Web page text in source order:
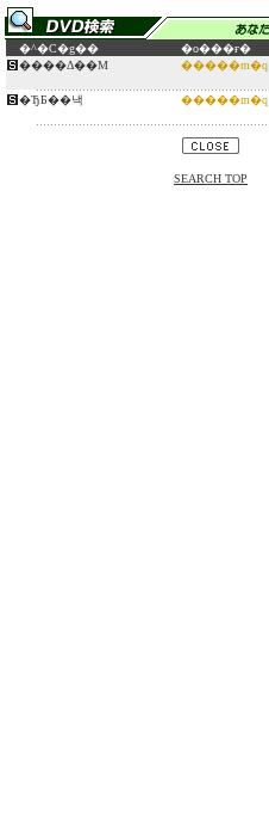
�^�C�g�� �o���ғ�
����Δ��M
�����m�q
�ЂƂ��낵
�����m�q
SEARCH TOP